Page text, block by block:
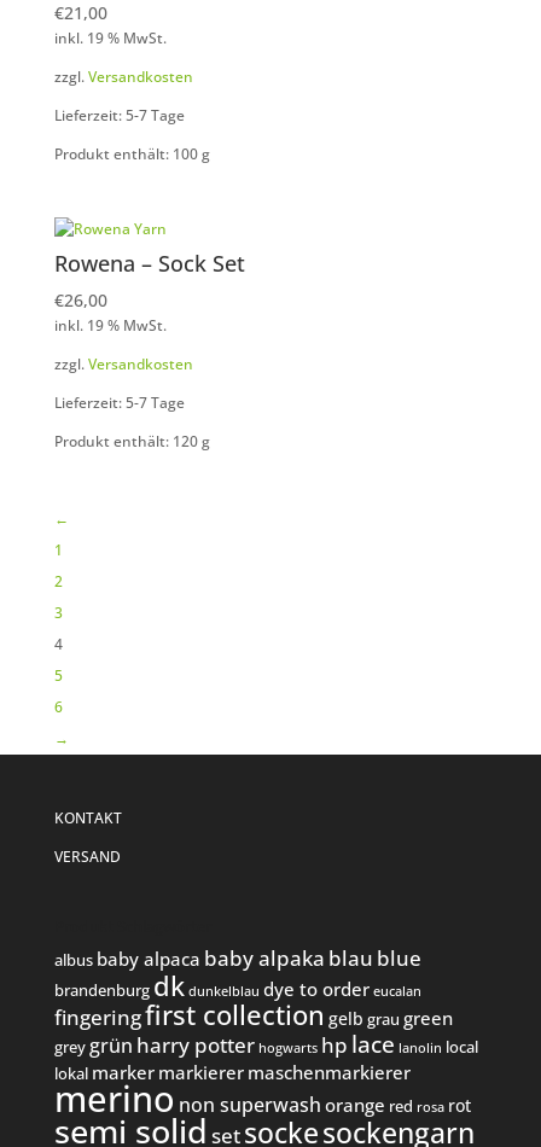
€21,00
inkl. 19 % MwSt.
zzgl.Versandkosten
Lieferzeit: 5-7 Tage
Produkt enthält: 100g
Rowena – Sock Set
€26,00
inkl. 19 % MwSt.
zzgl.Versandkosten
Lieferzeit: 5-7 Tage
Produkt enthält: 120g
←
1
2
3
4
5
6
→
KONTAKT
VERSAND
albus baby alpaca baby alpaka blau blue
brandenburg dk dunkelblau dye to order eucalan
fingeringfirst collection gelb grau green
greygrün harry potter hogwarts hp lace lanolin local
lokal marker markierer maschenmarkierer
merino non superwash orange red rosa rot
semi solid setsockesockengarn